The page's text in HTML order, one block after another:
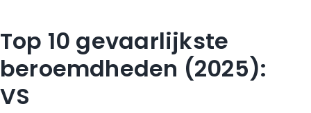
Top 10 gevaarlijkste
beroemdheden (2025):
VS